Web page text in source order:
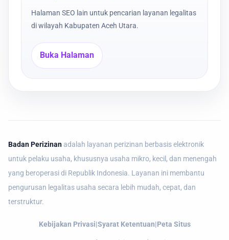
Halaman SEO lain untuk pencarian layanan legalitas
di wilayah Kabupaten Aceh Utara.
Buka Halaman
Badan Perizinan adalah layanan perizinan berbasis elektronik
untuk pelaku usaha, khususnya usaha mikro, kecil, dan menengah
yang beroperasi di Republik Indonesia. Layanan ini membantu
pengurusan legalitas usaha secara lebih mudah, cepat, dan
terstruktur.
Kebijakan Privasi|Syarat Ketentuan|Peta Situs